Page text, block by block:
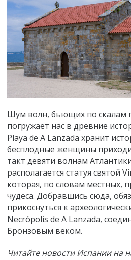
Шум волн, бьющих по скалам
погружает нас в древние
Рlaya de A Lanzada хранит
бесплодные женщины
такт девяти волнам
располагается статуя святой
которая, по словам местных,
чудеса. Добравшись сюда,
прикоснуться к
Necrópolis de A Lanzada,
Бронзовым веком.
Читайте новости Испании на